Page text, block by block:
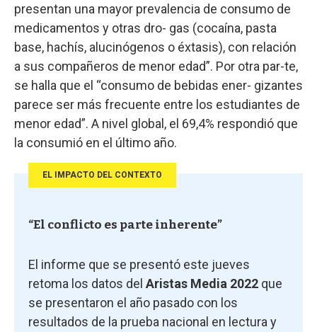
presentan una mayor prevalencia de consumo de
medicamentos y otras dro- gas (cocaína, pasta
base, hachís, alucinógenos o éxtasis), con relación
a sus compañeros de menor edad”. Por otra par-te,
se halla que el “consumo de bebidas ener- gizantes
parece ser más frecuente entre los estudiantes de
menor edad”. A nivel global, el 69,4% respondió que
la consumió en el último año.
EL IMPACTO DEL CONTEXTO
“El conflicto es parte inherente”
El informe que se presentó este jueves
retoma los datos del Aristas Media 2022 que
se presentaron el año pasado con los
resultados de la prueba nacional en lectura y